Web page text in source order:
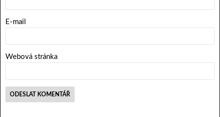
E-mail
Webová stránka